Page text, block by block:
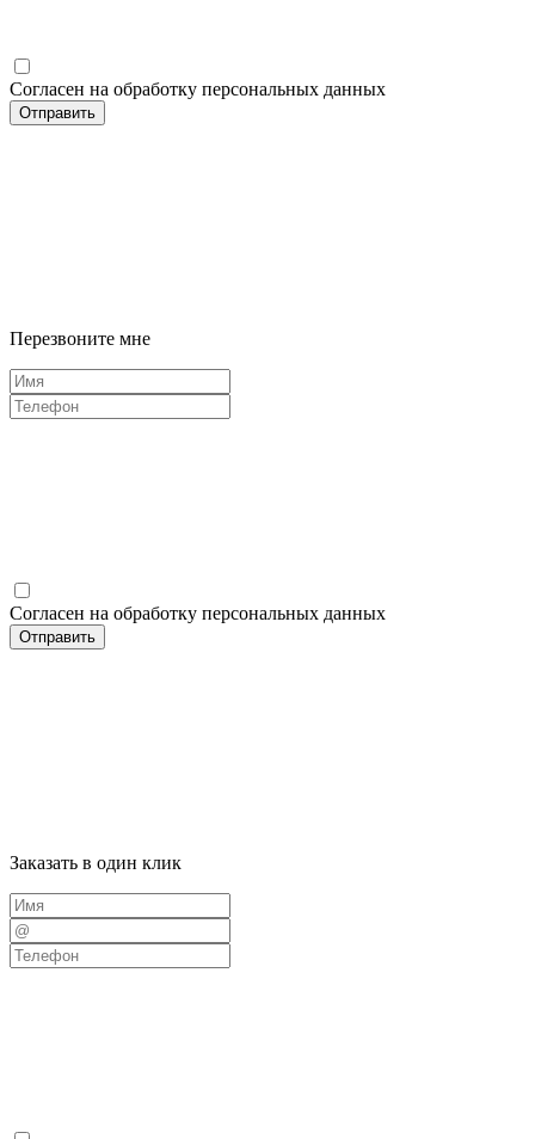
Согласен на обработку персональных данных
Отправить
Перезвоните мне
Согласен на обработку персональных данных
Отправить
Заказать в один клик